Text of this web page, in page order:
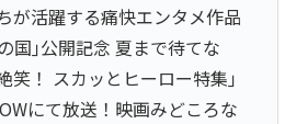
が活躍する痛快エンタメ作品
国｣公開記念 夏まで待てな
笑！ スカッとヒーロー特集｣
にて放送！映画みどころな